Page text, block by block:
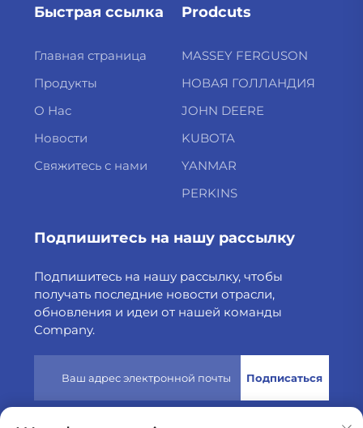
Быстрая ссылка
Главная страница
Продукты
О Нас
Новости
Свяжитесь с нами
Prodcuts
MASSEY FERGUSON
НОВАЯ ГОЛЛАНДИЯ
JOHN DEERE
KUBOTA
YANMAR
PERKINS
Подпишитесь на нашу рассылку
Подпишитесь на нашу рассылку, чтобы
получать последние новости отрасли,
обновления и идеи от нашей команды
Company.
Подписаться